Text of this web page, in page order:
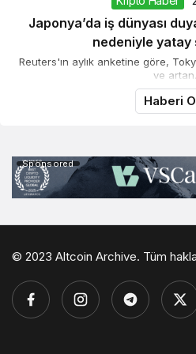
Japonya’da iş dünyası
nedeniyle yatay
Reuters'ın aylık anketine göre,
ve
Haberi
Sponsored
© 2023 Altcoin Archive. Tüm